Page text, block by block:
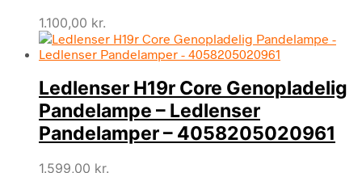
1.100,00 kr.
Ledlenser H19r Core Genopladelig
Pandelampe – Ledlenser
Pandelamper – 4058205020961
1.599,00 kr.